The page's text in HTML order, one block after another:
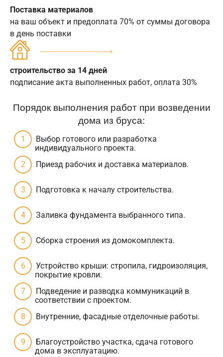
Поставка материалов
на ваш объект и предоплата 70% от суммы договора
в день поставки
строительство за 14 дней
подписание акта выполненных работ, оплата 30%
Порядок выполнения работ при возведении
дома из бруса:
Выбор готового или разработка
индивидуального проекта.
Приезд рабочих и доставка материалов.
Подготовка к началу строительства.
Заливка фундамента выбранного типа.
Сборка строения из домокомплекта.
Устройство крыши: стропила, гидроизоляция,
покрытие кровли.
Подведение и разводка коммуникаций в
соответствии с проектом.
Внутренние, фасадные отделочные работы.
Благоустройство участка, сдача готового
дома в эксплуатацию.